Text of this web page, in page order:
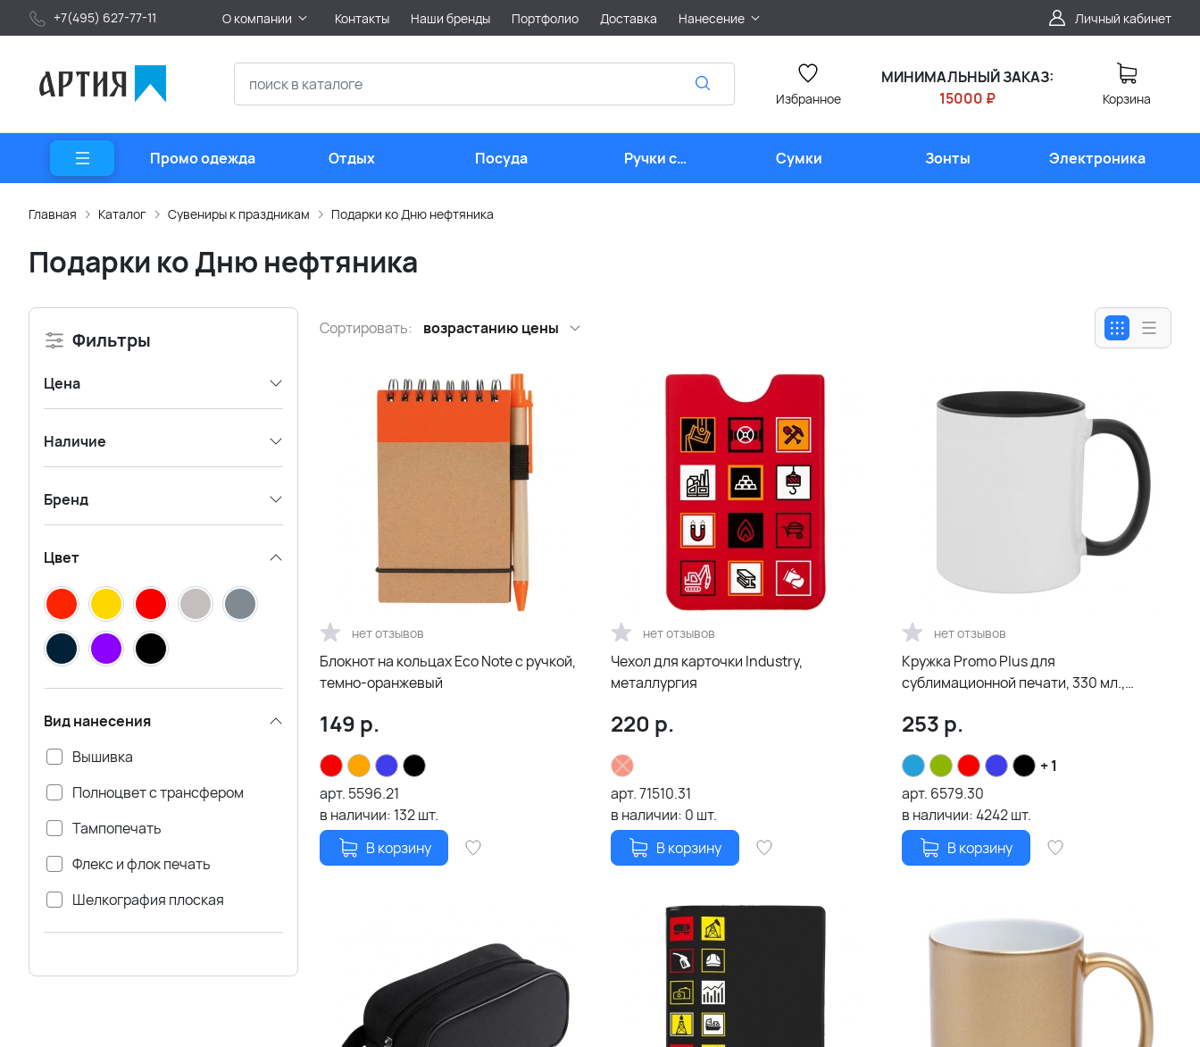
+7(495) 627-77-11 О компании Контакты Наши бренды Портфолио Доставка Нанесение Личный кабинет
Избранное
МИНИМАЛЬНЫЙ ЗАКАЗ:
15000 ₽
Корзина
Промо одежда Отдых Посуда
Ручки с
логотипом
Сумки Зонты Электроника
Главная Каталог Сувениры к праздникам Подарки ко Дню нефтяника
Подарки ко Дню нефтяника
Фильтры
Цена
Наличие
Бренд
Цвет
Вид нанесения
Вышивка
Полноцвет с трансфером
Тампопечать
Флекс и флок печать
Шелкография плоская
Сортировать: возрастанию цены
нет отзывов
Блокнот на кольцах Eco Note с ручкой,
темно-оранжевый
149 р.
арт. 5596.21
в наличии: 132шт.
В корзину
нет отзывов
Чехол для карточки Industry,
металлургия
220 р.
арт.71510.31
в наличии: 0 шт.
В корзину
нет отзывов
Кружка Promo Plus для
сублимационной печати, 330 мл.,
253 р.
+ 1
арт. 6579.30
в наличии:4242шт.
В корзину